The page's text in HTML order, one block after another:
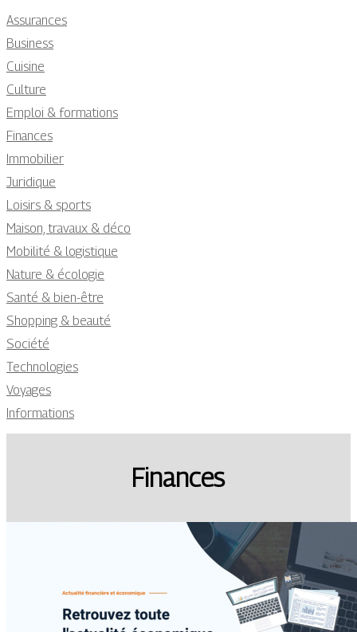
Assurances
Business
Cuisine
Culture
Emploi & formations
Finances
Immobilier
Juridique
Loisirs & sports
Maison, travaux & déco
Mobilité & logistique
Nature & écologie
Santé & bien-être
Shopping & beauté
Société
Technologies
Voyages
Informations
Finances